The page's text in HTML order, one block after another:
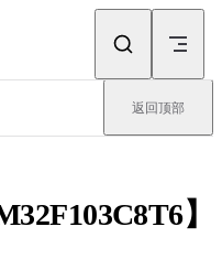
返回顶部
】